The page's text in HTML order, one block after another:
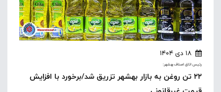
18 دی 1404
رئیس اتاق اصناف بهشهر:
٢٢ تن روغن به بازار بهشهر تزریق شد/برخورد با افزایش